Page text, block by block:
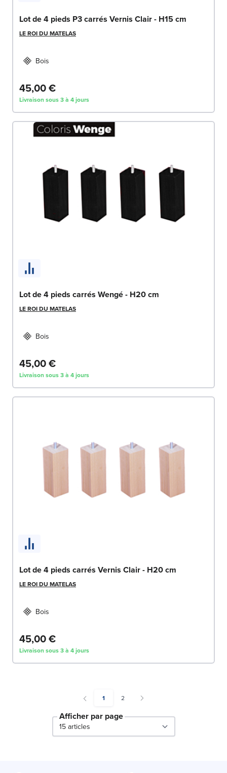
Lot de 4 pieds P3 carrés Vernis Clair - H15 cm
LE ROI DU MATELAS
Bois
45,00 €
Livraison sous 3 à 4 jours
Lot de 4 pieds carrés Wengé - H20 cm
LE ROI DU MATELAS
Bois
45,00 €
Livraison sous 3 à 4 jours
Lot de 4 pieds carrés Vernis Clair - H20 cm
LE ROI DU MATELAS
Bois
45,00 €
Livraison sous 3 à 4 jours
You're currently reading page
1 Page
2
Afficher par page